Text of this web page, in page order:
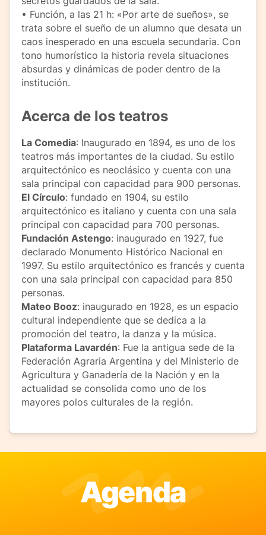
• Función, a las 21 h: «Por arte de sueños», se
trata sobre el sueño de un alumno que desata un
caos inesperado en una escuela secundaria. Con
tono humorístico la historia revela situaciones
absurdas y dinámicas de poder dentro de la
institución.
Acerca de los teatros
La Comedia: Inaugurado en 1894, es uno de los
teatros más importantes de la ciudad. Su estilo
arquitectónico es neoclásico y cuenta con una
sala principal con capacidad para 900 personas.
El Círculo: fundado en 1904, su estilo
arquitectónico es italiano y cuenta con una sala
principal con capacidad para 700 personas.
Fundación Astengo: inaugurado en 1927, fue
declarado Monumento Histórico Nacional en
1997. Su estilo arquitectónico es francés y cuenta
con una sala principal con capacidad para 850
personas.
Mateo Booz: inaugurado en 1928, es un espacio
cultural independiente que se dedica a la
promoción del teatro, la danza y la música.
Plataforma Lavardén: Fue la antigua sede de la
Federación Agraria Argentina y del Ministerio de
Agricultura y Ganadería de la Nación y en la
actualidad se consolida como uno de los
mayores polos culturales de la región.
Agenda